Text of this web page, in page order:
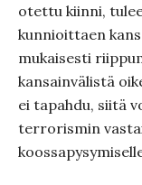
otettu kiinni,
kunnioittaen
mukaisesti
kansainvälistä
ei tapahdu, siitä
terrorismin